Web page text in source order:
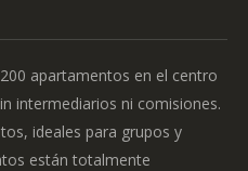
apartamentos en el centro
intermediarios ni comisiones.
ideales para grupos y
están totalmente